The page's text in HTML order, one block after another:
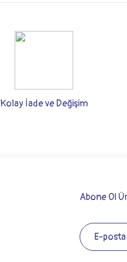
Kolay İade ve Değişim
Abone Ol